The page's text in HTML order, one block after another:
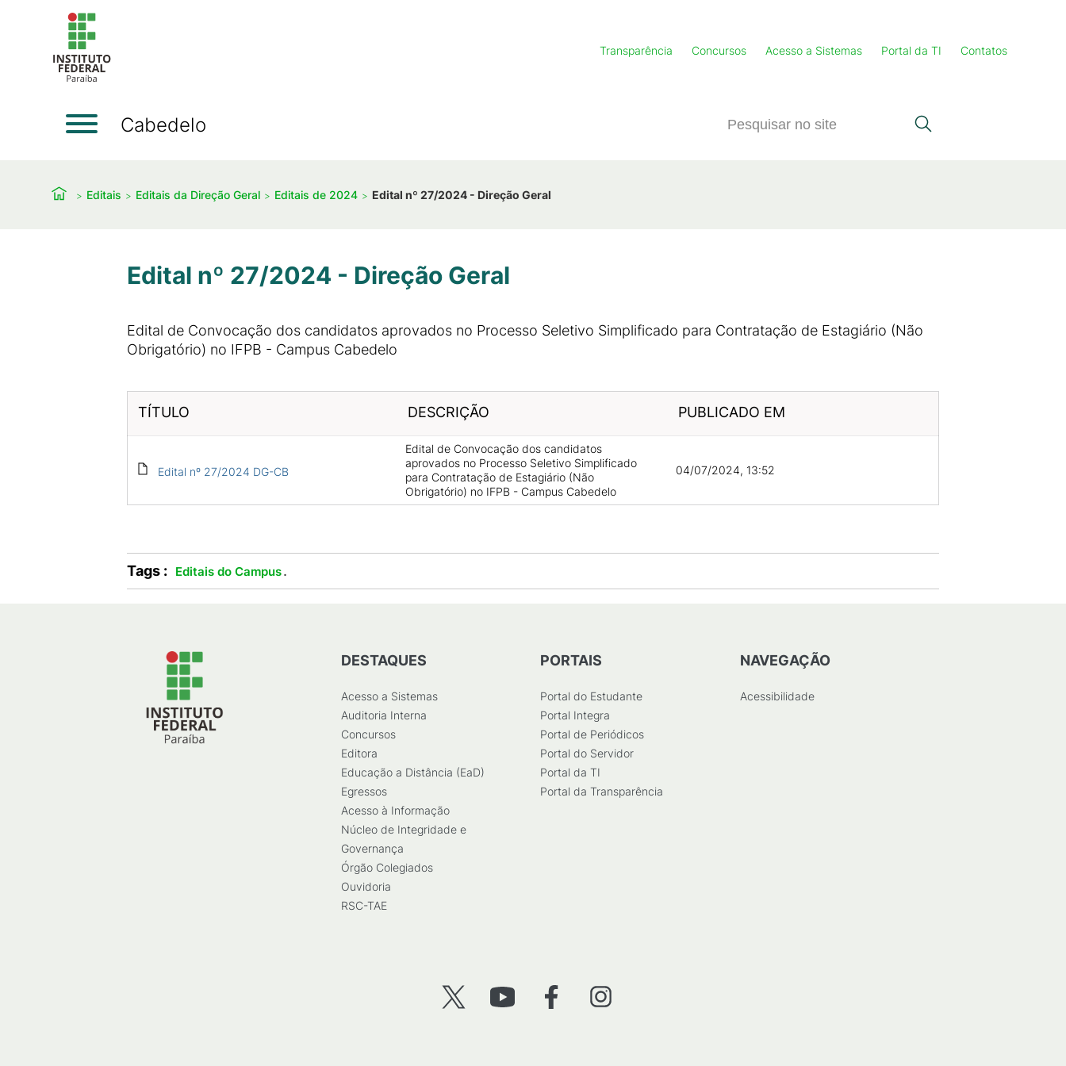
Transparência Concursos Acesso a Sistemas Portal da TI Contatos
Cabedelo
Editais Editais da Direção Geral Editais de 2024 Edital nº 27/2024 - Direção Geral
Edital nº 27/2024 - Direção Geral
Edital de Convocação dos candidatos aprovados no Processo Seletivo Simplificado para Contratação de Estagiário (Não
Obrigatório) no IFPB - Campus Cabedelo
TÍTULO DESCRIÇÃO PUBLICADO EM
Edital nº 27/2024 DG-CB
Edital de Convocação dos candidatos
aprovados no Processo Seletivo Simplificado
para Contratação de Estagiário (Não
Obrigatório) no IFPB - Campus Cabedelo
04/07/2024, 13:52
Tags : Editais do Campus.
DESTAQUES
Acesso a Sistemas
Auditoria Interna
Concursos
Editora
Educação a Distância (EaD)
Egressos
Acesso à Informação
Núcleo de Integridade e
Governança
Órgão Colegiados
Ouvidoria
RSC-TAE
PORTAIS
Portal do Estudante
Portal Integra
Portal de Periódicos
Portal do Servidor
Portal da TI
Portal da Transparência
NAVEGAÇÃO
Acessibilidade